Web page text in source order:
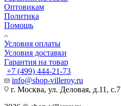
Оптовикам
Политика
Помощь
Условия оплаты
Условия доставки
Гарантия на товар
+7 (499) 444-21-73
info@shop-villeroy.ru
г. Москва, ул. Деловая, д.11, с.7